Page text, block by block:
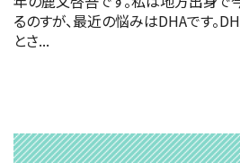
るのすが、最近の悩みはDHAです。
とさ...